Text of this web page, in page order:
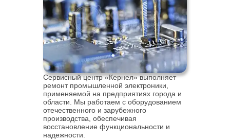
Сервисный центр «Кернел» выполняет
ремонт промышленной электроники,
применяемой на предприятиях города и
области. Мы работаем с оборудованием
отечественного и зарубежного
производства, обеспечивая
восстановление функциональности и
надежности.